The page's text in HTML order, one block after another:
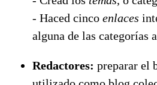
- Haced cinco enlaces
alguna de las categorías
Redactores: preparar el